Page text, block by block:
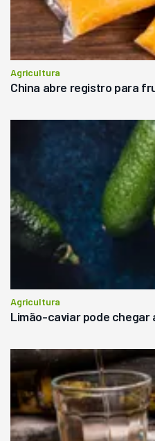
Agricultura
China abre registro para
Agricultura
Limão-caviar pode chegar